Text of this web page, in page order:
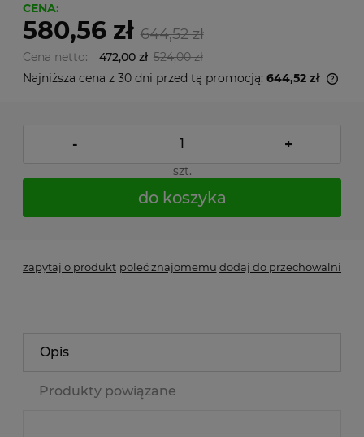
CENA:
580,56 zł 644,52 zł
Cena netto: 472,00 zł 524,00 zł
Najniższa cena z 30 dni przed tą promocją: 644,52 zł
- +
szt.
do koszyka
zapytaj o produkt poleć znajomemu dodaj do przechowalni
Opis
Produkty powiązane